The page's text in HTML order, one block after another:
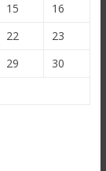
15
16
22
23
29
30